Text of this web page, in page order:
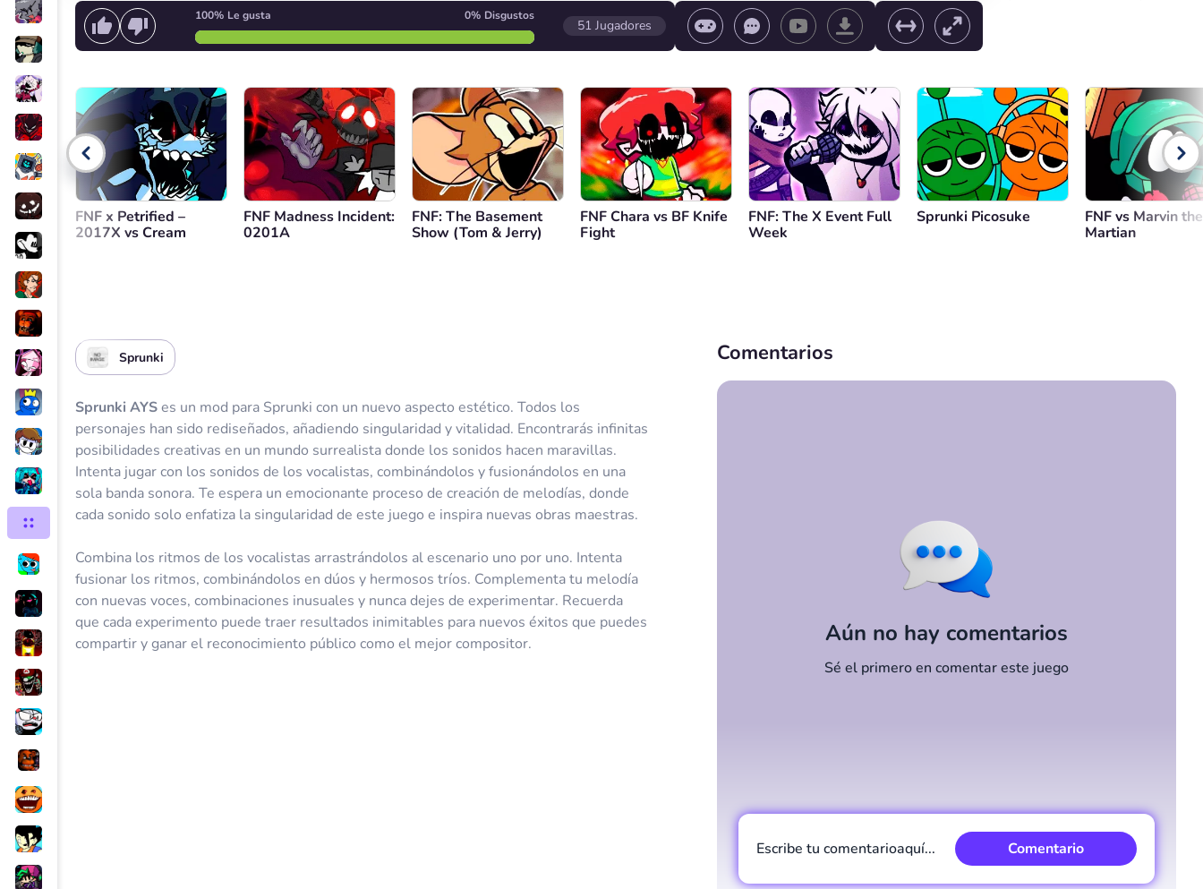
100% Le gusta 0% Disgustos
51 Jugadores
Crear melodía o
FNF x Petrified –
2017X vs Cream
FNF Madness Incident:
0201A
FNF: The Basement
Show (Tom & Jerry)
FNF Chara vs BF Knife
Fight
FNF: The X Event Full
Week
Sprunki Picosuke
FNF vs Marvin the
Martian
Sprunki
Sprunki AYSes un mod para Sprunki con un nuevo aspecto estético. Todos los
personajes han sido rediseñados, añadiendo singularidad y vitalidad. Encontrarás infinitas
posibilidades creativas en un mundo surrealista donde los sonidos hacen maravillas.
Intenta jugar con los sonidos de los vocalistas, combinándolos y fusionándolos en una
sola banda sonora. Te espera un emocionante proceso de creación de melodías, donde
cada sonido solo enfatiza la singularidad de este juego e inspira nuevas obras maestras.
Combina los ritmos de los vocalistas arrastrándolos al escenario uno por uno. Intenta
fusionar los ritmos, combinándolos en dúos y hermosos tríos. Complementa tu melodía
con nuevas voces, combinaciones inusuales y nunca dejes de experimentar. Recuerda
que cada experimento puede traer resultados inimitables para nuevos éxitos que puedes
compartir y ganar el reconocimiento público como el mejor compositor.
Comentarios
Aún no hay comentarios
Sé el primero en comentar este juego
Escribe tu comentarioaquí... Comentario